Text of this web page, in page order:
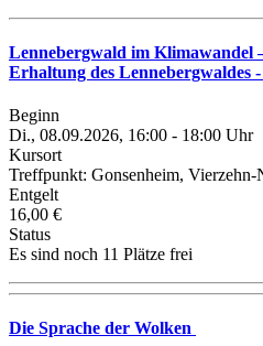
Lennebergwald im Klimawandel
Erhaltung des Lennebergwaldes
Beginn
Di., 08.09.2026, 16:00 - 18:00 Uhr
Kursort
Treffpunkt: Gonsenheim,
Entgelt
16,00 €
Status
Es sind noch 11 Plätze frei
Die Sprache der Wolken